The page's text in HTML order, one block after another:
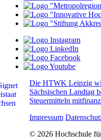
Die HTWK Leipzig
Sächsischen Landtag
Steuermitteln
Impressum
© 2026 Hochschule